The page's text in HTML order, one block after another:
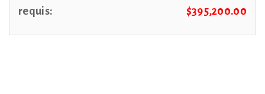
requis:
$395,200.00